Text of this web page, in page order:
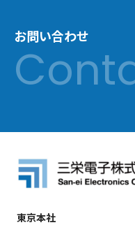
お問い合わせ
東京本社